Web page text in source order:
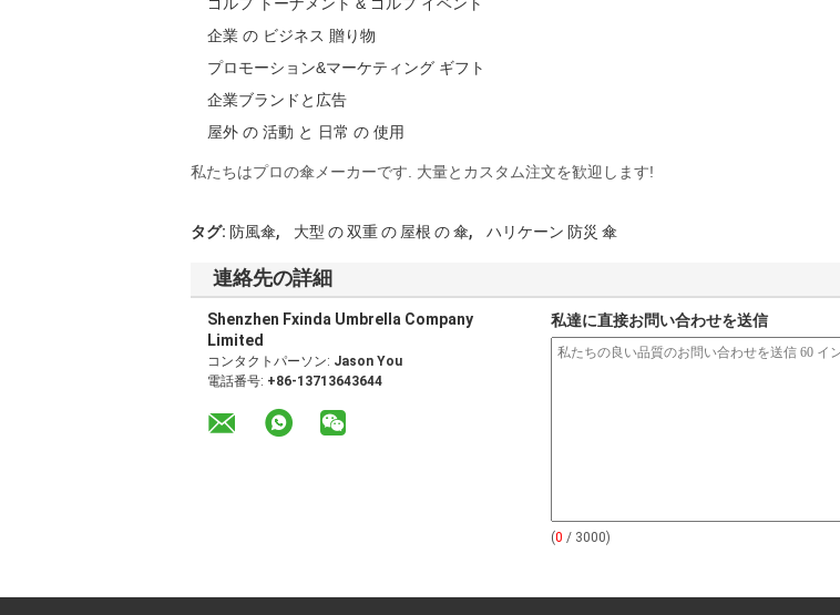
企業 の ビジネス 贈り物
プロモーション&マーケティング ギフト
企業ブランドと広告
屋外 の 活動 と 日常 の 使用
私たちはプロの傘メーカーです. 大量とカスタム注文を歓迎します!
タグ: 防風傘, 大型 の 双重 の 屋根 の 傘, ハリケーン 防災 傘
連絡先の詳細
Shenzhen Fxinda Umbrella Company
Limited
コンタクトパーソン: Jason You
電話番号: +86-13713643644
私達に直接お問い合わせを送信
(0 / 3000)